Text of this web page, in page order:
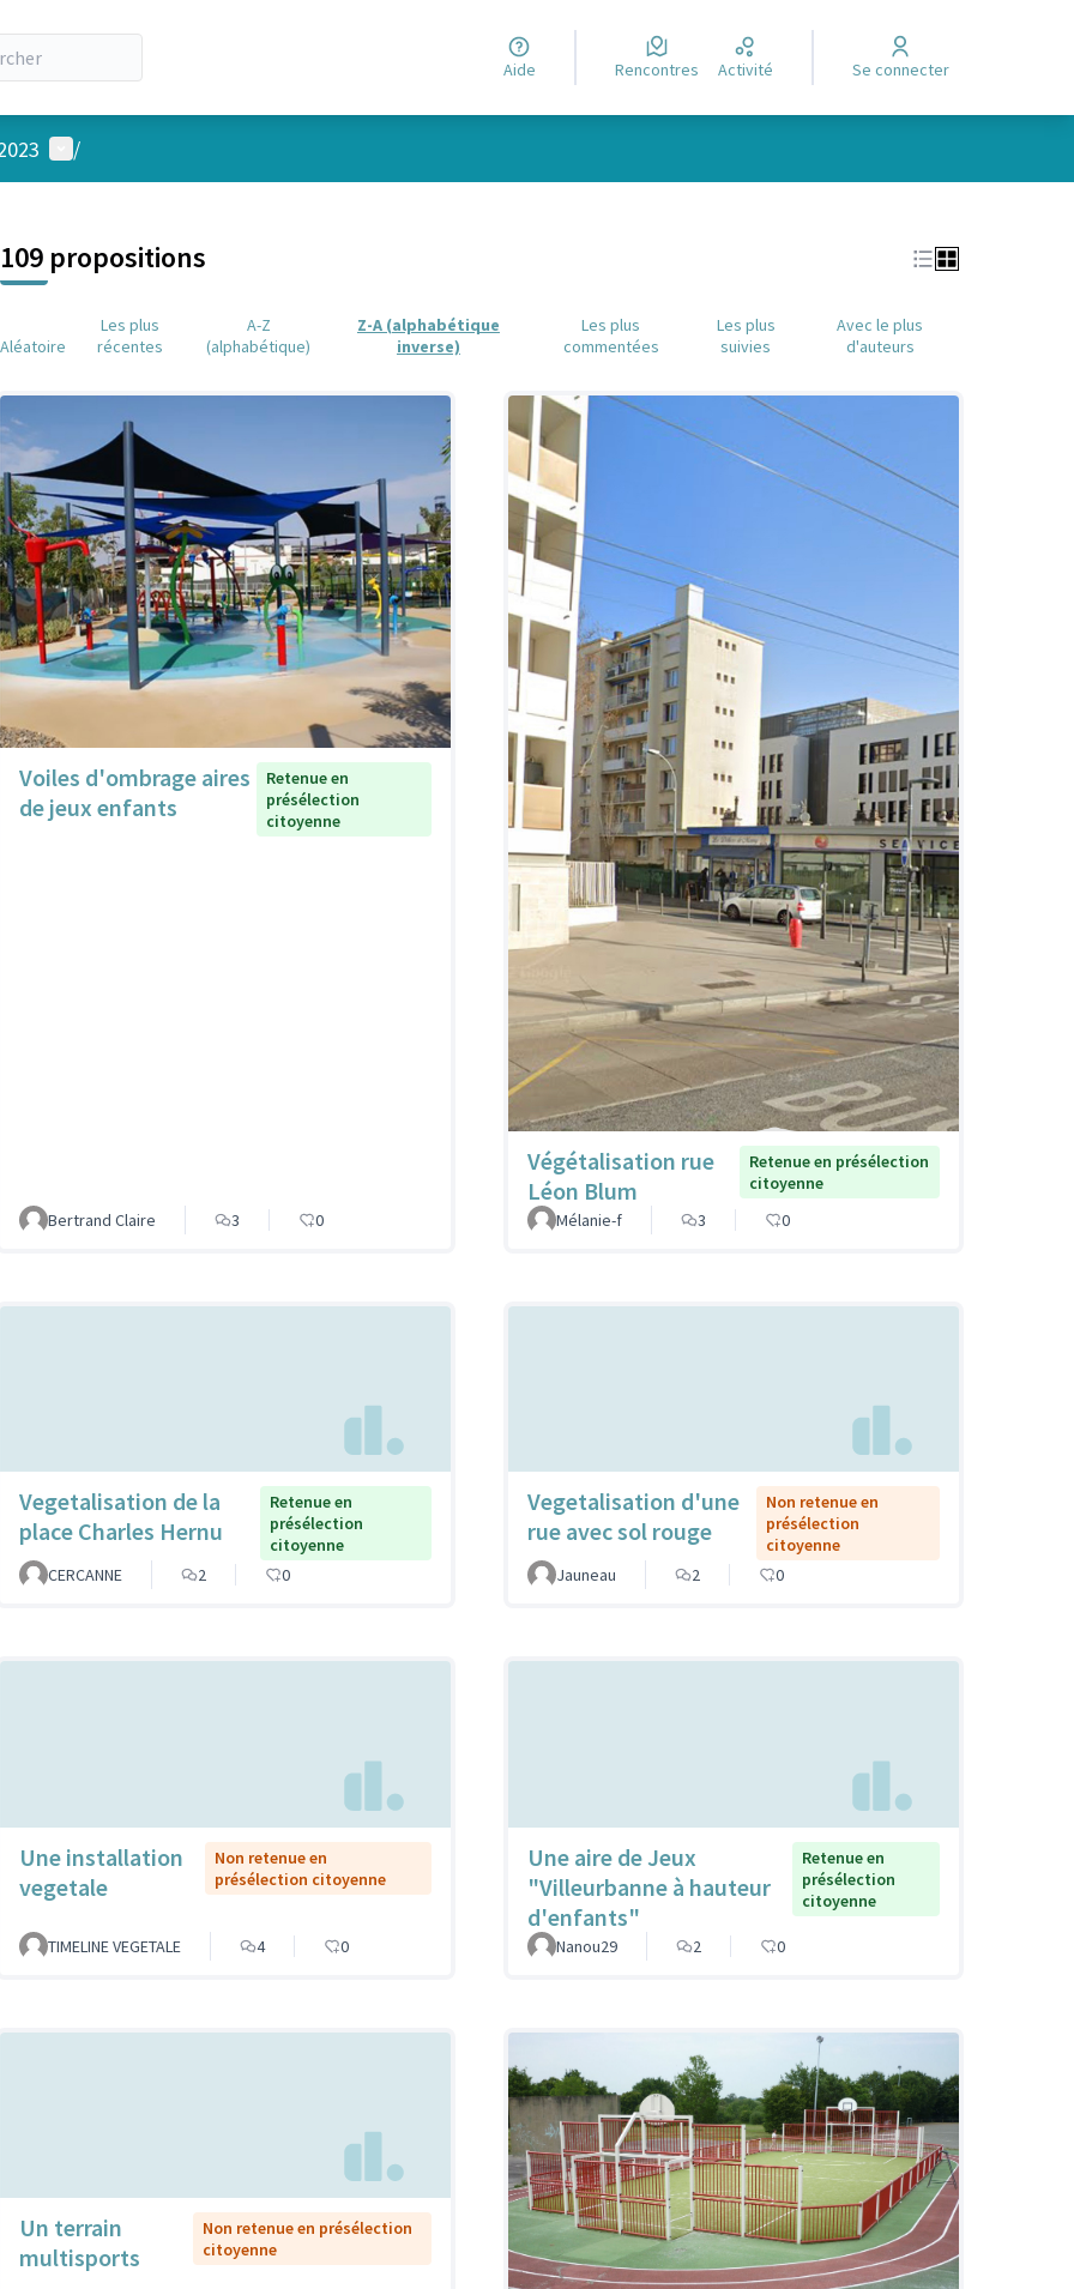
Aide Rencontres Activité Se connecter
Menu utilisateur
/
109 propositions
Aléatoire
Les plus
récentes
A-Z
(alphabétique)
Z-A (alphabétique
inverse)
Les plus
commentées
Les plus
suivies
Avec le plus
d'auteurs
Voiles d'ombrage aires
de jeux enfants
Retenue en
présélection
citoyenne
Bertrand Claire 3 0
Végétalisation rue
Léon Blum
Retenue en présélection
citoyenne
Mélanie-f
3 0
Vegetalisation de la
place Charles Hernu
Retenue en
présélection
citoyenne
CERCANNE
2 0
Vegetalisation d'une
rue avec sol rouge
Non retenue en
présélection
citoyenne
Jauneau
2 0
Une installation
vegetale
Non retenue en
présélection citoyenne
TIMELINE VEGETALE 4 0
Une aire de Jeux
"Villeurbanne à hauteur
d'enfants"
Retenue en
présélection
citoyenne
Nanou29 2 0
Un terrain
multisports
Non retenue en présélection
citoyenne